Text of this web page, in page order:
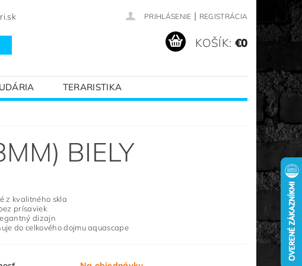
PRIHLÁSENIE | REGISTRÁCIA
KOŠÍK: €0
TERARISTIKA
BIELY
z kvalitného skla
prísaviek
dizajn
do celkového dojmu aquascape